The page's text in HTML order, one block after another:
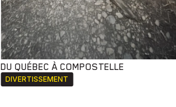
DU QUÉBEC À COMPOSTELLE
DIVERTISSEMENT